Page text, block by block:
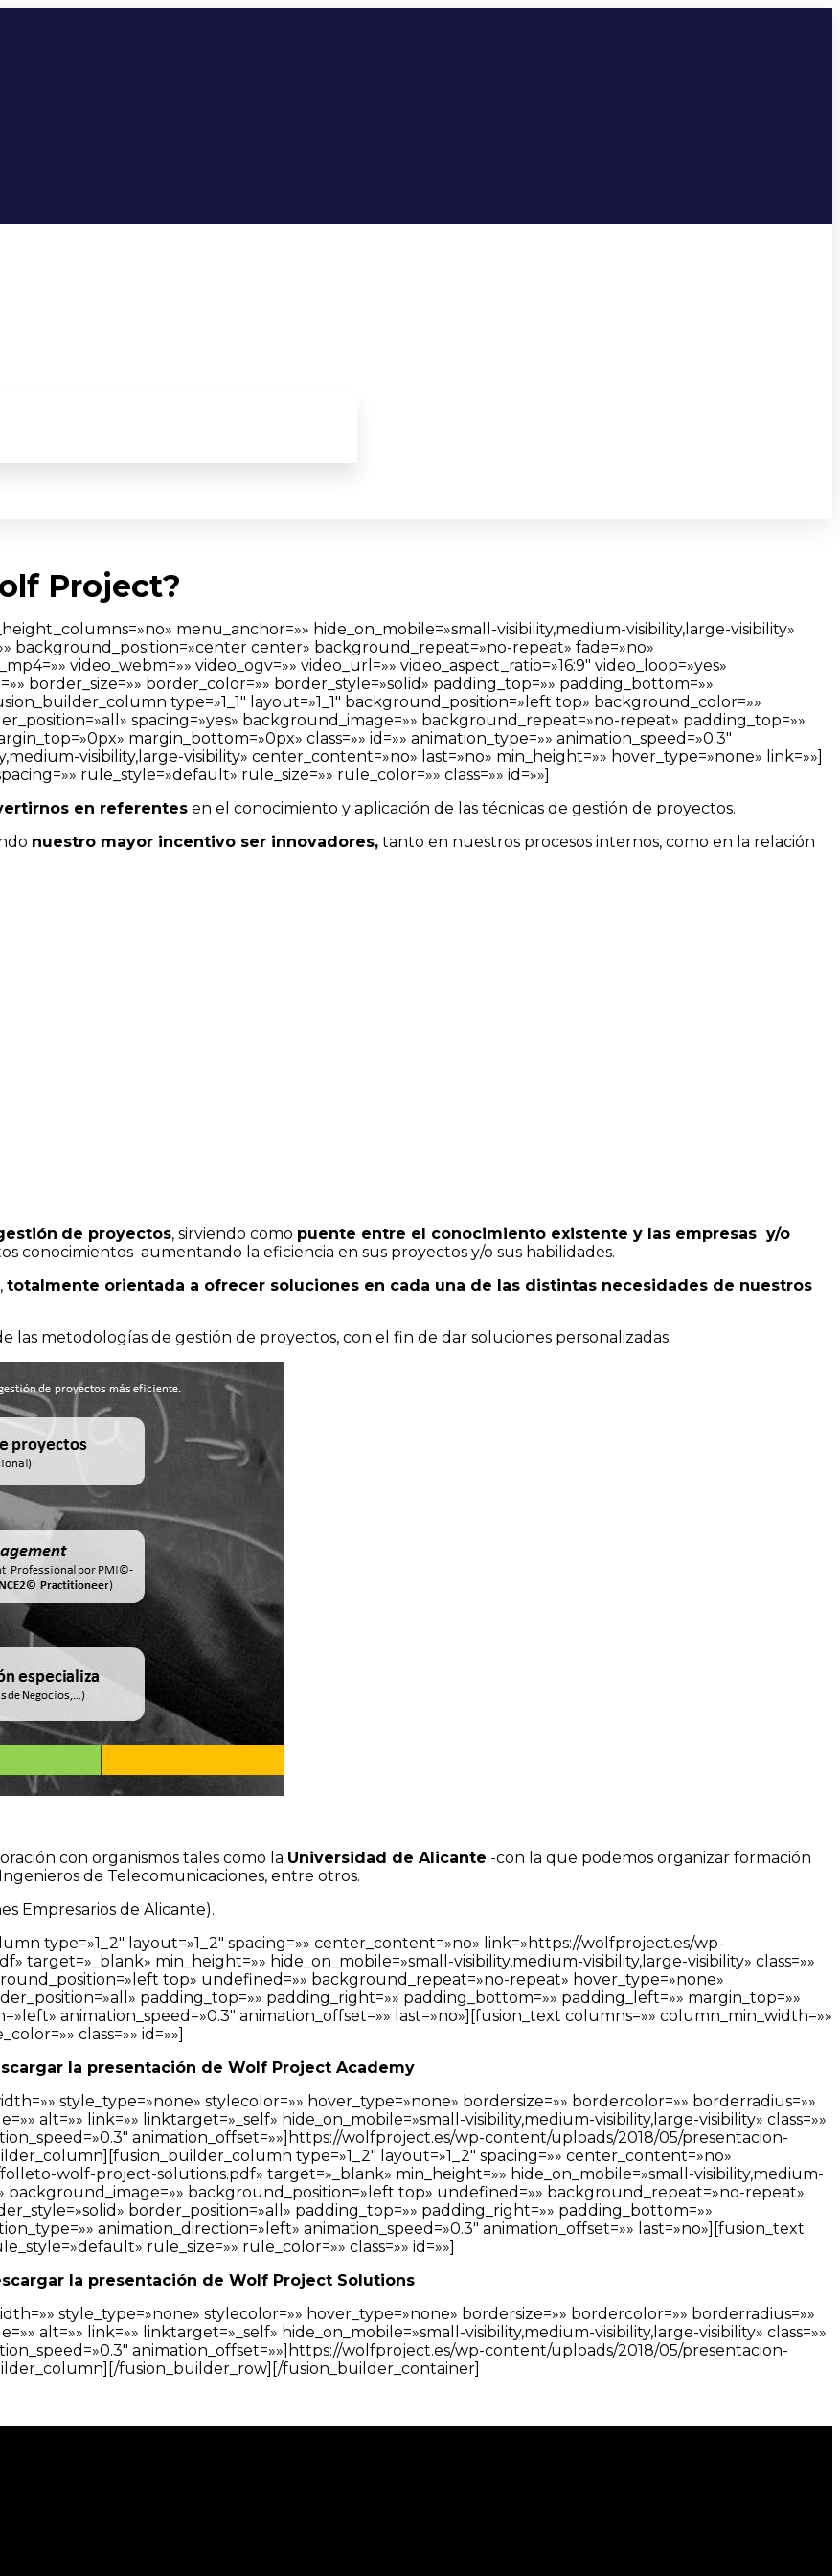
Project?
menu_anchor=»» hide_on_mobile=»small-visibility,medium-visibility,large-visibility»
background_position=»center center» background_repeat=»no-repeat» fade=»no»
video_webm=»» video_ogv=»» video_url=»» video_aspect_ratio=»16:9″ video_loop=»yes»
border_size=»» border_color=»» border_style=»solid» padding_top=»» padding_bottom=»»
type=»1_1″ layout=»1_1″ background_position=»left top» background_color=»»
spacing=»yes» background_image=»» background_repeat=»no-repeat» padding_top=»»
margin_bottom=»0px» class=»» id=»» animation_type=»» animation_speed=»0.3″
visibility,large-visibility» center_content=»no» last=»no» min_height=»» hover_type=»none» link=»»]
rule_style=»default» rule_size=»» rule_color=»» class=»» id=»»]
en referentes en el conocimiento y aplicación de las técnicas de gestión de proyectos.
nuestro mayor incentivo ser innovadores, tanto en nuestros procesos internos, como en la relación
de proyectos, sirviendo como puente entre el conocimiento existente y las empresas y/o
conocimientos aumentando la eficiencia en sus proyectos y/o sus habilidades.
totalmente orientada a ofrecer soluciones en cada una de las distintas necesidades de nuestros
las metodologías de gestión de proyectos, con el fin de dar soluciones personalizadas.
con organismos tales como la Universidad de Alicante -con la que podemos organizar formación
de Telecomunicaciones, entre otros.
Empresarios de Alicante).
type=»1_2″ layout=»1_2″ spacing=»» center_content=»no» link=»https://wolfproject.es/wp-
min_height=»» hide_on_mobile=»small-visibility,medium-visibility,large-visibility» class=»»
top» undefined=»» background_repeat=»no-repeat» hover_type=»none»
padding_top=»» padding_right=»» padding_bottom=»» padding_left=»» margin_top=»»
animation_speed=»0.3″ animation_offset=»» last=»no»][fusion_text columns=»» column_min_width=»»
class=»» id=»»]
la presentación de Wolf Project Academy
style_type=»none» stylecolor=»» hover_type=»none» bordersize=»» bordercolor=»» borderradius=»»
alt=»» link=»» linktarget=»_self» hide_on_mobile=»small-visibility,medium-visibility,large-visibility» class=»»
animation_offset=»»]https://wolfproject.es/wp-content/uploads/2018/05/presentacion-
type=»1_2″ layout=»1_2″ spacing=»» center_content=»no»
wolf-project-solutions.pdf» target=»_blank» min_height=»» hide_on_mobile=»small-visibility,medium-
background_image=»» background_position=»left top» undefined=»» background_repeat=»no-repeat»
border_position=»all» padding_top=»» padding_right=»» padding_bottom=»»
animation_direction=»left» animation_speed=»0.3″ animation_offset=»» last=»no»][fusion_text
rule_size=»» rule_color=»» class=»» id=»»]
la presentación de Wolf Project Solutions
style_type=»none» stylecolor=»» hover_type=»none» bordersize=»» bordercolor=»» borderradius=»»
alt=»» link=»» linktarget=»_self» hide_on_mobile=»small-visibility,medium-visibility,large-visibility» class=»»
animation_offset=»»]https://wolfproject.es/wp-content/uploads/2018/05/presentacion-
fusion_builder_row][/fusion_builder_container]